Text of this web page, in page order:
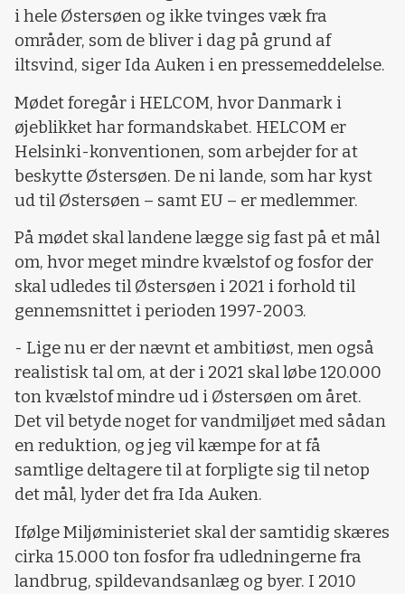
i hele Østersøen og ikke tvinges væk fra
områder, som de bliver i dag på grund af
iltsvind, siger Ida Auken i en pressemeddelelse.
Mødet foregår i HELCOM, hvor Danmark i
øjeblikket har formandskabet. HELCOM er
Helsinki-konventionen, som arbejder for at
beskytte Østersøen. De ni lande, som har kyst
ud til Østersøen – samt EU – er medlemmer.
På mødet skal landene lægge sig fast på et mål
om, hvor meget mindre kvælstof og fosfor der
skal udledes til Østersøen i 2021 i forhold til
gennemsnittet i perioden 1997-2003.
- Lige nu er der nævnt et ambitiøst, men også
realistisk tal om, at der i 2021 skal løbe 120.000
ton kvælstof mindre ud i Østersøen om året.
Det vil betyde noget for vandmiljøet med sådan
en reduktion, og jeg vil kæmpe for at få
samtlige deltagere til at forpligte sig til netop
det mål, lyder det fra Ida Auken.
Ifølge Miljøministeriet skal der samtidig skæres
cirka 15.000 ton fosfor fra udledningerne fra
landbrug, spildevandsanlæg og byer. I 2010